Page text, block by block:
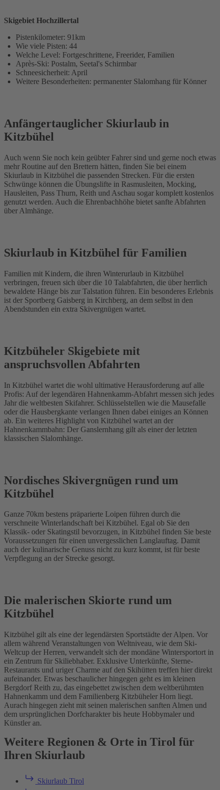
Skigebiet Hochzillertal
Pistenkilometer: 91km
Wie viele Pisten: 44
Welche Level: Fortgeschrittene, Freerider, Familien
Après-Ski: Postalm, Seetal's Schirmbar
Schneesicherheit: April
Weitere Besonderheiten: permanenter Slalomhang für Könner
Anfängertauglicher Skiurlaub in
Kitzbühel
Auch wenn Sie noch kein geübter Fahrer sind und gerne noch etwas
mehr Routine auf den Brettern hätten, finden Sie bei einem
Skiurlaub in Kitzbühel die passenden Strecken. Für die ersten
Schwünge können die Übungslifte in Rasmusleiten, Mocking,
Hausleiten, Pass Thurn, Reith und Aschau sogar komplett kostenlos
genutzt werden. Auch die Ehrenbachhöhe bietet sanfte Abfahrten
über Almhänge.
Skiurlaub in Kitzbühel für Familien
Familien mit Kindern, die ihren Winterurlaub in Kitzbühel
verbringen, freuen sich über die 10 Talabfahrten, die über herrlich
bewaldete Hänge bis zur Talstation führen. Ein besonderes Erlebnis
ist der Sportberg Gaisberg in Kirchberg, an dem selbst in den
Abendstunden ein extra Skivergnügen wartet.
Kitzbüheler Skigebiete mit
anspruchsvollen Abfahrten
In Kitzbühel wartet die wohl ultimative Herausforderung auf alle
Profis: Auf der legendären Hahnenkamm-Abfahrt messen sich jedes
Jahr die weltbesten Skifahrer. Schlüsselstellen wie die Mausefalle
oder die Hausbergkante verlangen Ihnen dabei einiges an Können
ab. Ein weiteres Highlight von Kitzbühel wartet an der
Hahnenkammbahn: Der Ganslernhang gilt als einer der letzten
klassischen Slalomhänge.
Nordisches Skivergnügen rund um
Kitzbühel
Ganze 70km bestens präparierte Loipen führen durch die
verschneite Winterlandschaft bei Kitzbühel. Egal ob Sie den
Klassik- oder Skatingstil bevorzugen, in Kitzbühel finden Sie beste
Voraussetzungen für einen unvergesslichen Langlauftag. Damit
auch der kulinarische Genuss nicht zu kurz kommt, ist für beste
Verpflegung an der Strecke gesorgt.
Die malerischen Skiorte rund um
Kitzbühel
Kitzbühel gilt als eine der legendärsten Sportstädte der Alpen. Vor
allem während Veranstaltungen von Weltniveau, wie dem Ski-
Weltcup der Herren, verwandelt sich der mondäne Wintersportort in
ein Zentrum für Skiliebhaber. Exklusive Unterkünfte, Sterne-
Restaurants und uriger Charme auf den Skihütten treffen hier direkt
aufeinander. Etwas beschaulicher hingegen geht es im kleinen
Bergdorf Reith zu, das eingebettet zwischen dem weltberühmten
Hahnenkamm und dem Familienberg Kitzbüheler Horn liegt.
Aurach hingegen zieht mit seinen malerischen sanften Almen und
dem ursprünglichen Dorfcharakter bis heute Hobbymaler und
Künstler an.
Weitere Regionen & Orte in Tirol für
Ihren Skiurlaub
Skiurlaub Tirol